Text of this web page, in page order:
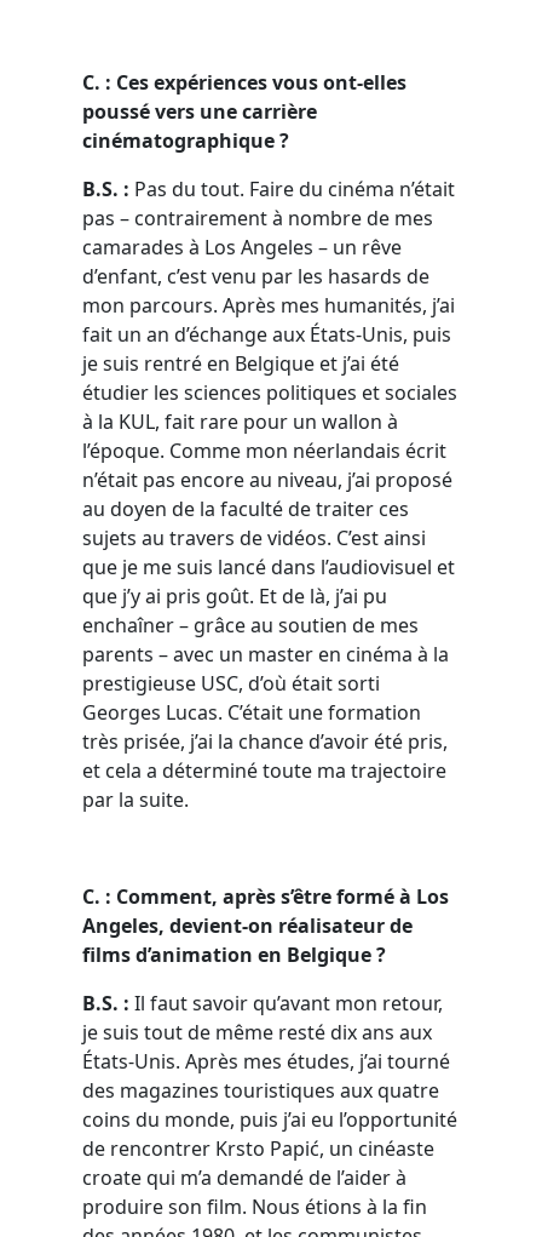
C. : Ces expériences vous ont-elles
poussé vers une carrière
cinématographique ?
B.S. : Pas du tout. Faire du cinéma n’était
pas – contrairement à nombre de mes
camarades à Los Angeles – un rêve
d’enfant, c’est venu par les hasards de
mon parcours. Après mes humanités, j’ai
fait un an d’échange aux États-Unis, puis
je suis rentré en Belgique et j’ai été
étudier les sciences politiques et sociales
à la KUL, fait rare pour un wallon à
l’époque. Comme mon néerlandais écrit
n’était pas encore au niveau, j’ai proposé
au doyen de la faculté de traiter ces
sujets au travers de vidéos. C’est ainsi
que je me suis lancé dans l’audiovisuel et
que j’y ai pris goût. Et de là, j’ai pu
enchaîner – grâce au soutien de mes
parents – avec un master en cinéma à la
prestigieuse USC, d’où était sorti
Georges Lucas. C’était une formation
très prisée, j’ai la chance d’avoir été pris,
et cela a déterminé toute ma trajectoire
par la suite.
C. : Comment, après s’être formé à Los
Angeles, devient-on réalisateur de
films d’animation en Belgique ?
B.S. : Il faut savoir qu’avant mon retour,
je suis tout de même resté dix ans aux
États-Unis. Après mes études, j’ai tourné
des magazines touristiques aux quatre
coins du monde, puis j’ai eu l’opportunité
de rencontrer Krsto Papić, un cinéaste
croate qui m’a demandé de l’aider à
produire son film. Nous étions à la fin